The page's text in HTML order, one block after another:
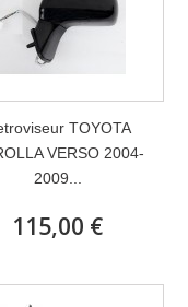
TOYOTA
VERSO 2004-
2009...
115,00 €